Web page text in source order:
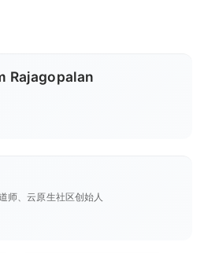
Rajagopalan
师、云原生社区创始人